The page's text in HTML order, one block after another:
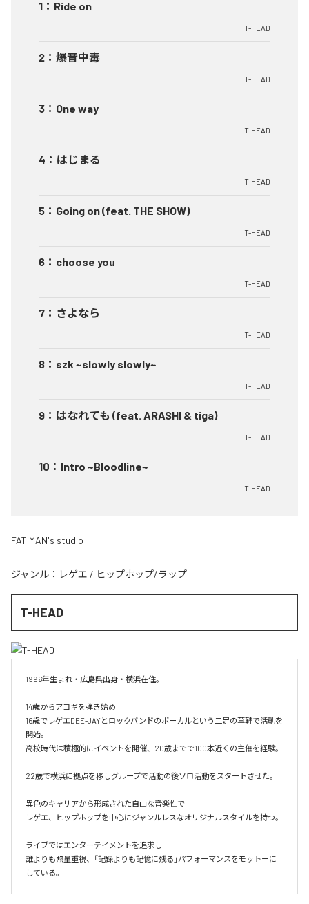
1 ： Ride on
T-HEAD
2 ： 爆音中毒
T-HEAD
3 ： One way
T-HEAD
4 ： はじまる
T-HEAD
5 ： Going on (feat. THE SHOW)
T-HEAD
6 ： choose you
T-HEAD
7 ： さよなら
T-HEAD
8 ： szk ~slowly slowly~
T-HEAD
9 ： はなれても (feat. ARASHI & tiga)
T-HEAD
10 ： Intro ~Bloodline~
T-HEAD
FAT MAN's studio
ジャンル： レゲエ / ヒップホップ/ラップ
T-HEAD
1996年生まれ・広島県出身・横浜在住。
14歳からアコギを弾き始め
16歳でレゲエDEE-JAYとロックバンドのボーカルという二足の草鞋で活動を
開始。
高校時代は積極的にイベントを開催、20歳までで100本近くの主催を経験。
22歳で横浜に拠点を移しグループで活動の後ソロ活動をスタートさせた。
異色のキャリアから形成された自由な音楽性で
レゲエ、ヒップホップを中心にジャンルレスなオリジナルスタイルを持つ。
ライブではエンターテイメントを追求し
誰よりも熱量重視、「記録よりも記憶に残る」パフォーマンスをモットーに
している。